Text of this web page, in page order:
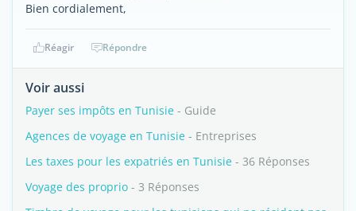
Bien cordialement,
Réagir Répondre
Voir aussi
Payer ses impôts en Tunisie - Guide
Agences de voyage en Tunisie - Entreprises
Les taxes pour les expatriés en Tunisie - 36 Réponses
Voyage des proprio - 3 Réponses